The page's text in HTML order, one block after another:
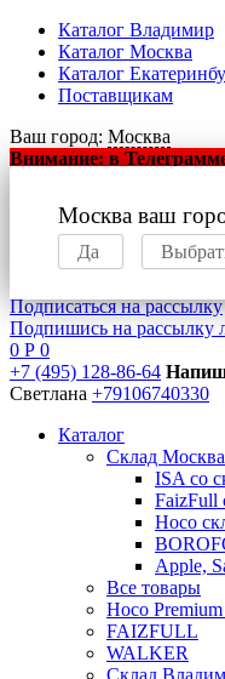
Каталог Владимир
Каталог Москва
Каталог
Поставщикам
Ваш город: Москва
Москва ваш
Да
Внимание: в
Оптовый маркетплейс
мобильных аксессуаров
Подписаться на рассылку
Подпишись на рассылку
0 Р 0
+7 (495) 128-86-64
Светлана +79106740330
Каталог
Склад
ISA со
FaizFull
Hoco
Apple,
Все товары
Hoco
FAIZFULL
WALKER
Склад